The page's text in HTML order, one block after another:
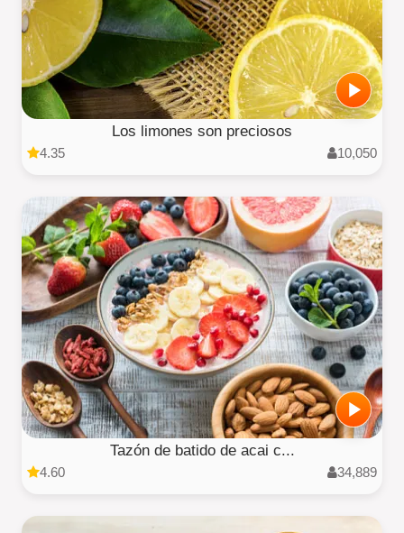
Los limones son preciosos
4.35 10,050
Tazón de batido de acai c...
4.60 34,889